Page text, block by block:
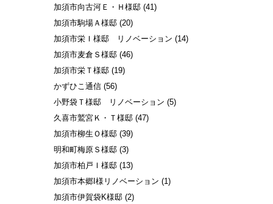
加須市向古河Ｅ・Ｈ様邸 (41)
加須市駒場Ａ様邸 (20)
加須市栄Ｉ様邸 リノベーション (14)
加須市麦倉Ｓ様邸 (46)
加須市栄Ｔ様邸 (19)
かずひこ通信 (56)
小野袋Ｔ様邸 リノベーション (5)
久喜市鷲宮Ｋ・Ｔ様邸 (47)
加須市柳生Ｏ様邸 (39)
明和町梅原Ｓ様邸 (3)
加須市柏戸Ｉ様邸 (13)
加須市本郷I様リノベーション (1)
加須市伊賀袋K様邸 (2)